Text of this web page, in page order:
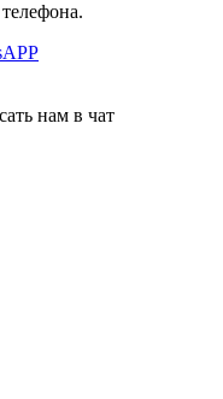
нам в чат